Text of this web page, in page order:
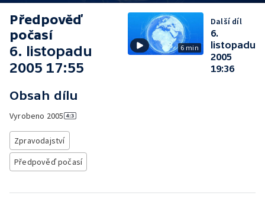
Předpověď
počasí
6. listopadu
2005 17:55
Obsah dílu
Vyrobeno 2005
Zpravodajství
Předpověď počasí
6 min
Další díl
6.
listopadu
2005
19:36